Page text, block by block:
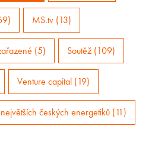
MS.tv (13)
(5) Soutěž (109)
Venture capital (19)
největších českých energetiků (11)